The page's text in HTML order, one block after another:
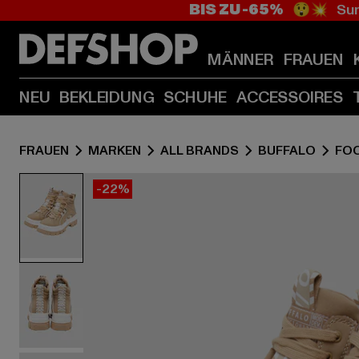
BIS ZU -65% 😲💥
MÄNNER FRAUEN
NEU BEKLEIDUNG SCHUHE ACCESSOIRES
FRAUEN MARKEN ALL BRANDS BUFFALO
-22%